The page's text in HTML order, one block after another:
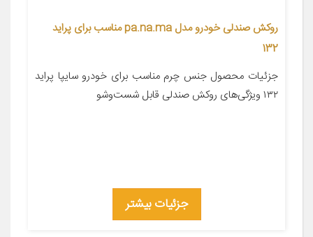
روکش صندلی خودرو مدل pa.na.ma مناسب برای پراید
132
جزئیات محصول جنس چرم مناسب برای خودرو سایپا پراید
۱۳۲ ویژگی‌های روکش صندلی قابل شست‌وشو
جزئیات بیشتر